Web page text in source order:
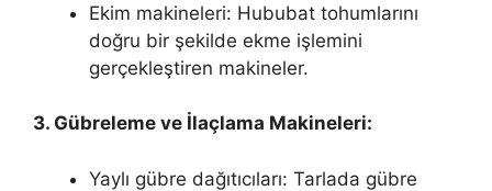
Ekim makineleri: Hububat tohumlarını
doğru bir şekilde ekme işlemini
gerçekleştiren makineler.
3. Gübreleme ve İlaçlama Makineleri:
Yaylı gübre dağıtıcıları: Tarlada gübre